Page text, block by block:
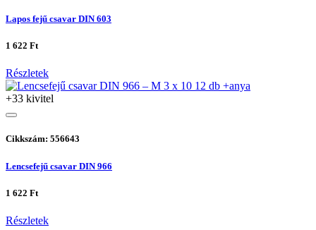
Lapos fejű csavar DIN 603
1 622 Ft
Részletek
+33 kivitel
Cikkszám: 556643
Lencsefejű csavar DIN 966
1 622 Ft
Részletek